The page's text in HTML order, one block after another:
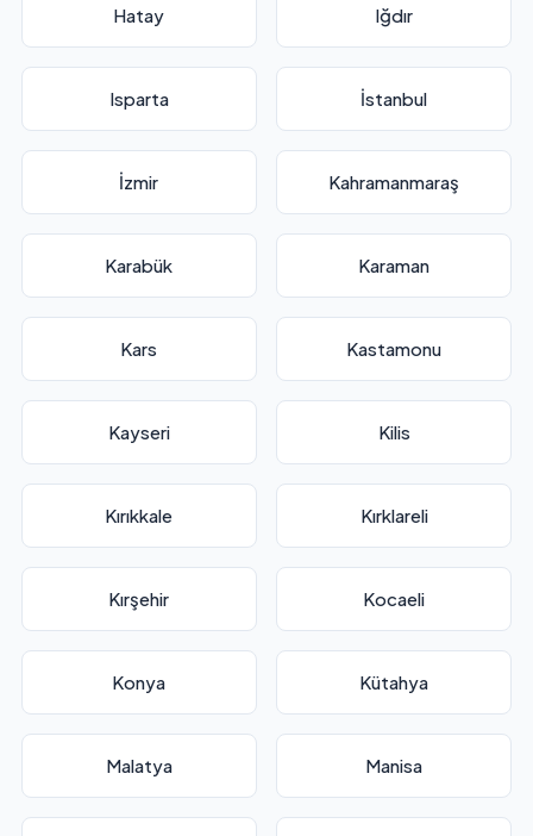
Hatay Iğdır
Isparta İstanbul
İzmir Kahramanmaraş
Karabük Karaman
Kars Kastamonu
Kayseri Kilis
Kırıkkale Kırklareli
Kırşehir Kocaeli
Konya Kütahya
Malatya Manisa